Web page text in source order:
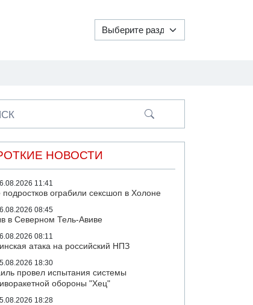
НОВОСТИ
11:41
подростков ограбили сексшоп в Холоне
08:45
в Северном Тель-Авиве
08:11
атака на российский НПЗ
18:30
провел испытания системы
обороны "Хец"
18:28